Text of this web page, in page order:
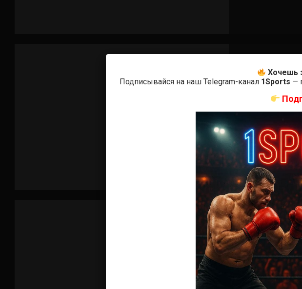
Тони
(далее…)
Бои ММА
Яна
7 лет тому назад
Хочешь
Подписывайся на наш Telegram-канал 1Sports —